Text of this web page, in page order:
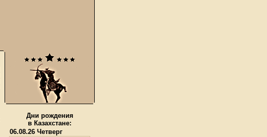
Дни рождения
в Казахстане:
06.08.26 Четверг